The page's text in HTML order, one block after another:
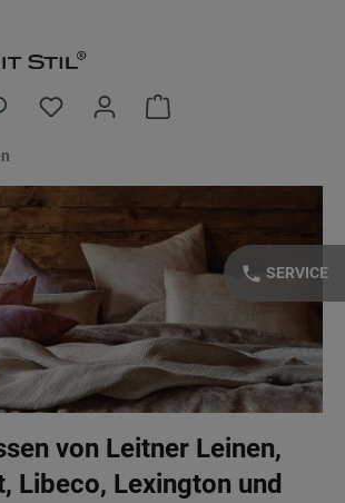
Warenkorb enthält 0
von Leitner Leinen,
Libeco, Lexington und
phone SERVICE